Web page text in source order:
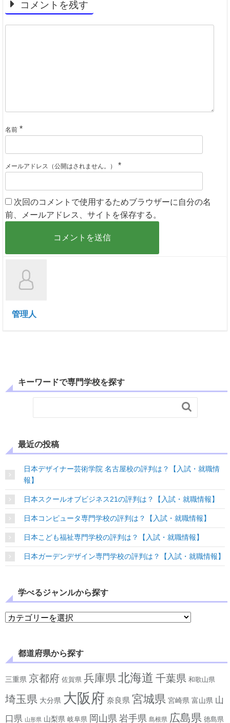
コメントを残す
名前 *
メールアドレス（公開はされません。） *
次回のコメントで使用するためブラウザーに自分の名
前、メールアドレス、サイトを保存する。
管理人
キーワードで専門学校を探す

最近の投稿
日本デザイナー芸術学院 名古屋校の評判は？【入試・就職情
報】
日本スクールオブビジネス21の評判は？【入試・就職情報】
日本コンピュータ専門学校の評判は？【入試・就職情報】
日本こども福祉専門学校の評判は？【入試・就職情報】
日本ガーデンデザイン専門学校の評判は？【入試・就職情報】
学べるジャンルから探す
学べるジャンルから探す
都道府県から探す
三重県 京都府 佐賀県 兵庫県 北海道 千葉県 和歌山県
埼玉県 大分県 大阪府 奈良県 宮城県 宮崎県 富山県 山
口県 山形県 山梨県 岐阜県 岡山県 岩手県 島根県 広島県 徳島県